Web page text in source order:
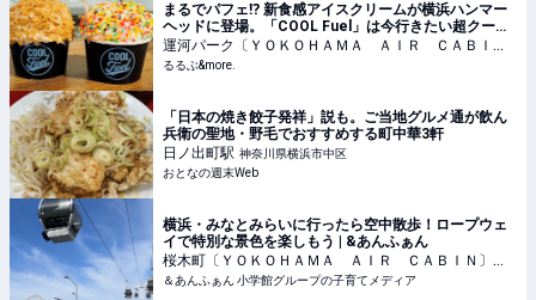
まるでパフェ⁉ 新食感アイスクリームが横浜ハンマー
ヘッドに登場。「COOL Fuel」は今行きたい超クール
なスポット｜るるぶ&more.
運河パーク〔ＹＯＫＯＨＡＭＡ ＡＩＲ ＣＡＢＩ
Ｎ〕駅 神奈川県横浜市中区
るるぶ&more.
「日本の焼き餃子発祥」説も。ご当地グルメ通が飲ん
兵衛の聖地・野毛でおすすめする町中華3軒
日ノ出町駅 神奈川県横浜市中区
おとなの週末Web
横浜・みなとみらいに行ったら空中散歩！ロープウェ
イで特別な景色を楽しもう | &あんふぁん
桜木町〔ＹＯＫＯＨＡＭＡ ＡＩＲ ＣＡＢＩＮ〕 駅
神奈川県横浜市中区
＆あんふぁん 小学館グループの子育てメディア